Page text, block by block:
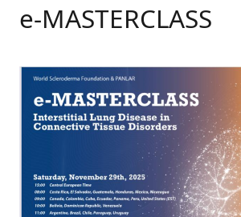
e-MASTERCLASS